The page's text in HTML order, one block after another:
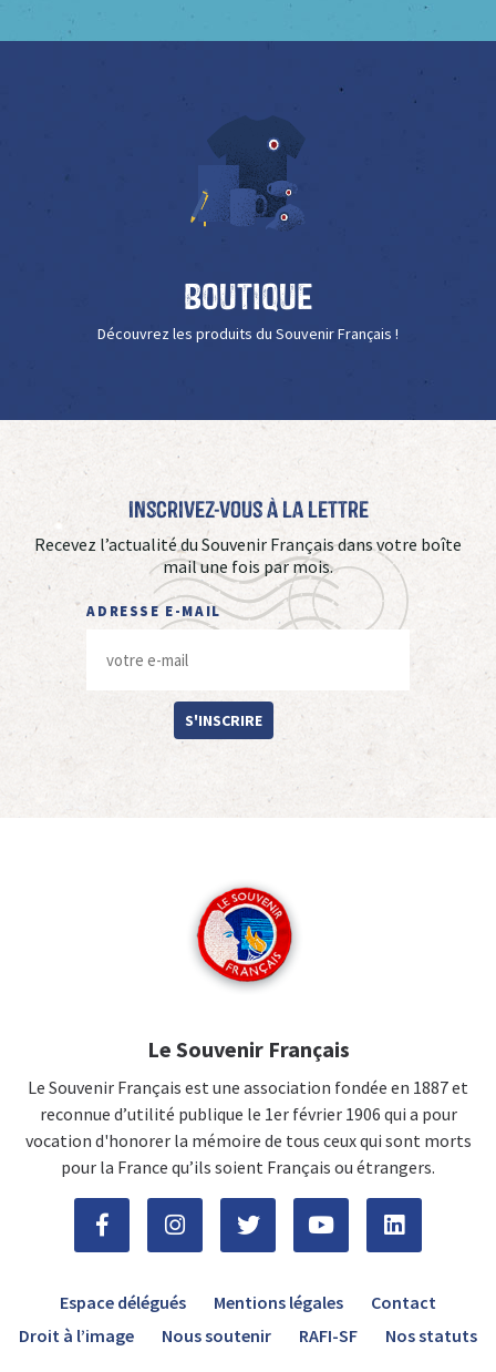
Boutique
Découvrez les produits du Souvenir Français !
Inscrivez-vous à La Lettre
Recevez l’actualité du Souvenir Français dans votre boîte
mail une fois par mois.
ADRESSE E-MAIL
S'INSCRIRE
Le Souvenir Français
Le Souvenir Français est une association fondée en 1887 et
reconnue d’utilité publique le 1er février 1906 qui a pour
vocation d'honorer la mémoire de tous ceux qui sont morts
pour la France qu’ils soient Français ou étrangers.
Espace délégués Mentions légales
Contact
Droit à l’image
Nous soutenir RAFI-SF Nos statuts